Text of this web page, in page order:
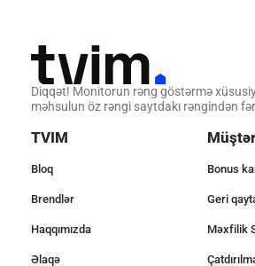
Diqqət! Monitorun rəng göstərmə
məhsulun öz rəngi saytdakı rəngindən
TVIM
Bloq
Brendlər
Haqqımızda
Əlaqə
Bonus
Geri
Məxfilik